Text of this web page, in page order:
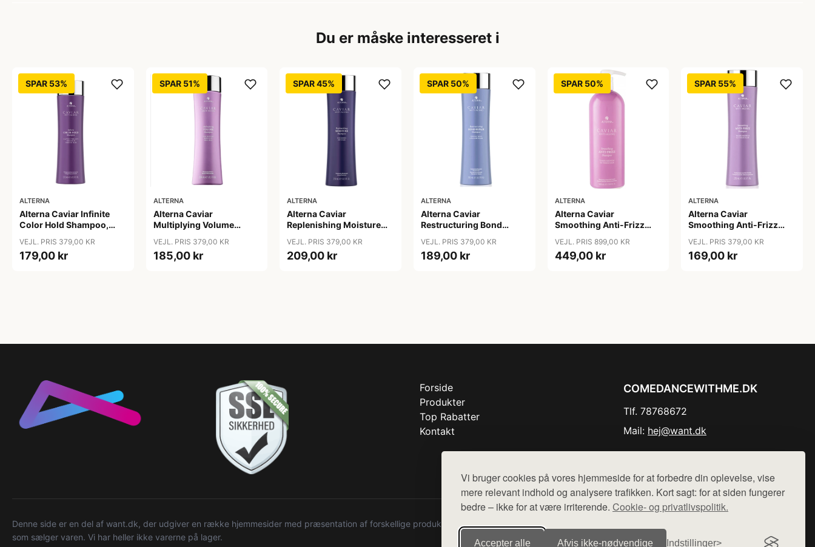
Vi bruger cookies på vores hjemmeside for at forbedre din oplevelse, vise
mere relevant indhold og analysere trafikken. Kort sagt: for at siden fungerer
bedre – ikke for at være irriterende. Cookie- og privatlivspolitik.
Accepter alle Afvis ikke‑nødvendige Indstillinger
Du er måske interesseret i
SPAR 53%
ALTERNA
Alterna Caviar Infinite
Color Hold Shampoo,
VEJL. PRIS 379,00 KR
179,00 kr
SPAR 51%
ALTERNA
Alterna Caviar
Multiplying Volume
VEJL. PRIS 379,00 KR
185,00 kr
SPAR 45%
ALTERNA
Alterna Caviar
Replenishing Moisture
VEJL. PRIS 379,00 KR
209,00 kr
SPAR 50%
ALTERNA
Alterna Caviar
Restructuring Bond
VEJL. PRIS 379,00 KR
189,00 kr
SPAR 50%
ALTERNA
Alterna Caviar
Smoothing Anti-Frizz
VEJL. PRIS 899,00 KR
449,00 kr
SPAR 55%
ALTERNA
Alterna Caviar
Smoothing Anti-Frizz
VEJL. PRIS 379,00 KR
169,00 kr
Forside
Produkter
Top Rabatter
Kontakt
COMEDANCEWITHME.DK
Tlf. 78768672
Mail: hej@want.dk
Denne side er en del af want.dk, der udgiver en række hjemmesider med præsentation af forskellige produkter fra diverse webshops. Der sælges ikke varer fra denne side - vi henviser til de shops,
som sælger varen. Vi har heller ikke varerne på lager.